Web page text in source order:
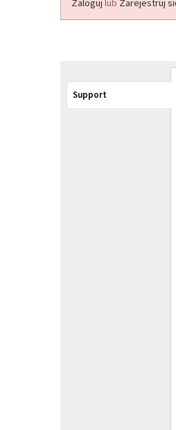
Zaloguj lub Zarejestruj
Support